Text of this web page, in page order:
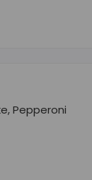
Pepperoni